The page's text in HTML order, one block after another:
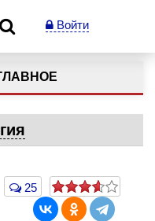
Войти
25